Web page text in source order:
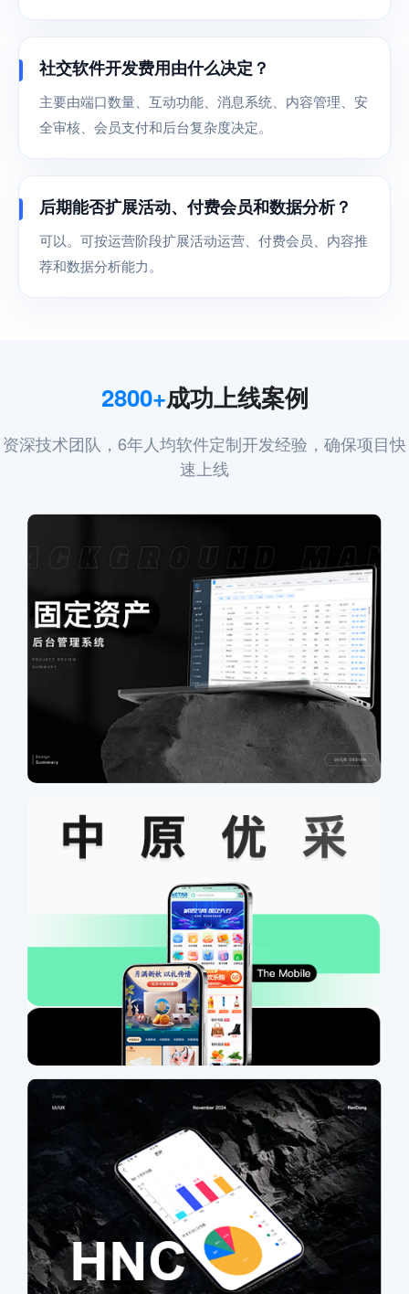
社交软件开发费用由什么决定？
主要由端口数量、互动功能、消息系统、内容管理、安
全审核、会员支付和后台复杂度决定。
后期能否扩展活动、付费会员和数据分析？
可以。可按运营阶段扩展活动运营、付费会员、内容推
荐和数据分析能力。
2800+成功上线案例
资深技术团队，6年人均软件定制开发经验，确保项目快
速上线